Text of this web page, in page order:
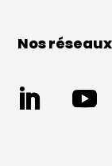
Nos réseaux